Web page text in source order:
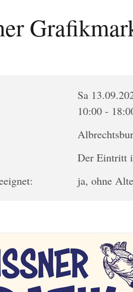
Sa
10:00 -
Der Eintritt
ja, ohne